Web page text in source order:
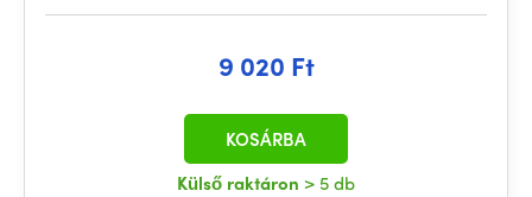
9 020 Ft
Külső raktáron > 5 db
KOSÁRBA